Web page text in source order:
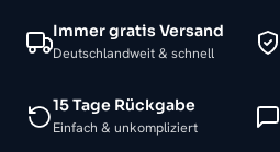
Immer gratis Versand
Deutschlandweit & schnell
15 Tage Rückgabe
Einfach & unkompliziert